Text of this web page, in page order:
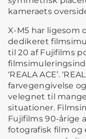
kameraets
X-M5 har ligesom
dedikeret
til 20 af Fujifilms
‘REALA ACE’.
farvegengivelse
velegnet til
situationer.
Fujifilms 90-årige
fotografisk film og